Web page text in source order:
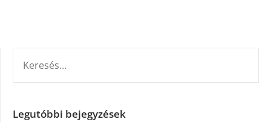
Legutóbbi bejegyzések